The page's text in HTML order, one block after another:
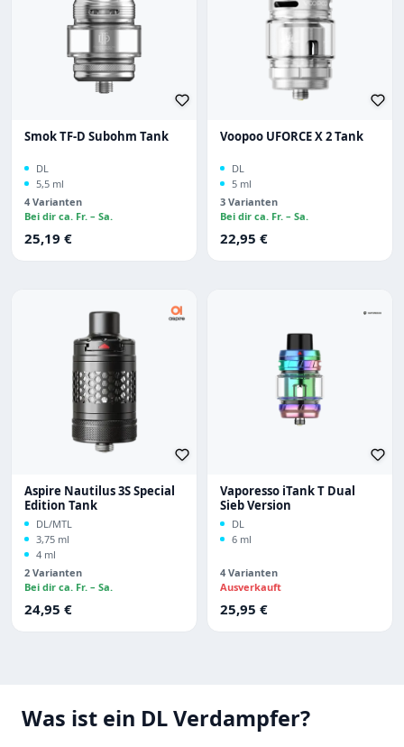
Smok TF-D Subohm Tank
DL
5,5 ml
4 Varianten
Bei dir ca. Fr. – Sa.
Regulärer Preis:
25,19 €
Voopoo UFORCE X 2 Tank
DL
5 ml
3 Varianten
Bei dir ca. Fr. – Sa.
Regulärer Preis:
22,95 €
Aspire Nautilus 3S Special
Edition Tank
DL/MTL
3,75 ml
4 ml
2 Varianten
Bei dir ca. Fr. – Sa.
Regulärer Preis:
24,95 €
Vaporesso iTank T Dual
Sieb Version
DL
6 ml
4 Varianten
Ausverkauft
Regulärer Preis:
25,95 €
Was ist ein DL Verdampfer?